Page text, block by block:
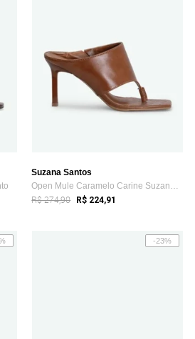
Suzana Santos
Open Mule Caramelo Carine Suzana Santos
R$ 274,90 R$ 224,91
-23%